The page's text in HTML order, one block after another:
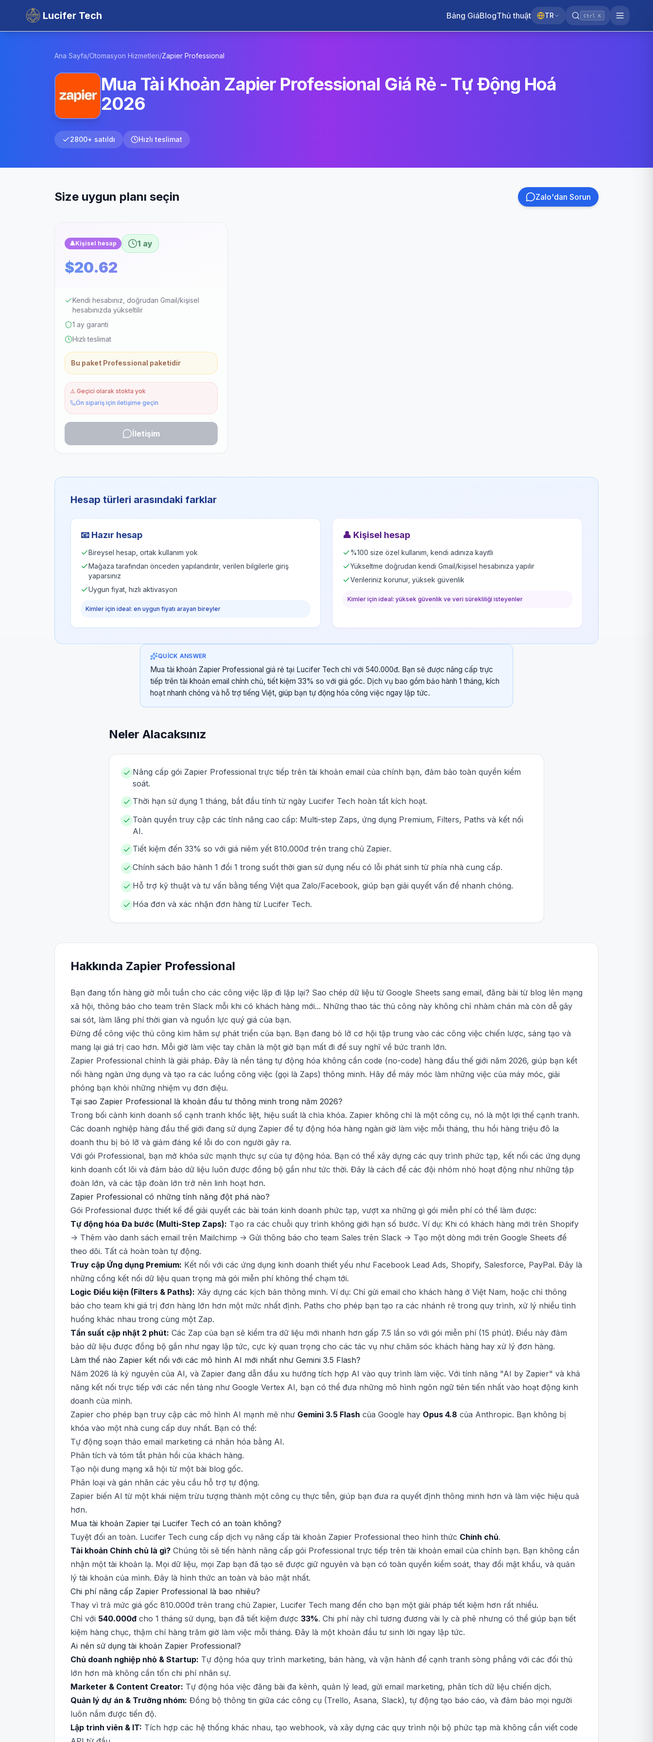
Lucifer Tech Bảng GiáBlogThủ thuật TR Ctrl K
Ana Sayfa/Otomasyon Hizmetleri/Zapier Professional
Mua Tài Khoản Zapier Professional Giá Rẻ - Tự Động Hoá
2026
2800+ satıldı Hızlı teslimat
Size uygun planı seçin Zalo'dan Sorun
👤Kişisel hesap 1 ay
$20.62
Kendi hesabınız, doğrudan Gmail/kişisel
hesabınızda yükseltilir
1 ay garanti
Hızlı teslimat
Bu paket Professional paketidir
⚠️ Geçici olarak stokta yok
Ön sipariş için iletişime geçin
İletişim
Hesap türleri arasındaki farklar
📧 Hazır hesap
Bireysel hesap, ortak kullanım yok
Mağaza tarafından önceden yapılandırılır, verilen bilgilerle giriş
yaparsınız
Uygun fiyat, hızlı aktivasyon
Kimler için ideal: en uygun fiyatı arayan bireyler
👤 Kişisel hesap
%100 size özel kullanım, kendi adınıza kayıtlı
Yükseltme doğrudan kendi Gmail/kişisel hesabınıza yapılır
Verileriniz korunur, yüksek güvenlik
Kimler için ideal: yüksek güvenlik ve veri sürekliliği isteyenler
QUICK ANSWER
Mua tài khoản Zapier Professional giá rẻ tại Lucifer Tech chỉ với 540.000đ. Bạn sẽ được nâng cấp trực
tiếp trên tài khoản email chính chủ, tiết kiệm 33% so với giá gốc. Dịch vụ bao gồm bảo hành 1 tháng, kích
hoạt nhanh chóng và hỗ trợ tiếng Việt, giúp bạn tự động hóa công việc ngay lập tức.
Neler Alacaksınız
Nâng cấp gói Zapier Professional trực tiếp trên tài khoản email của chính bạn, đảm bảo toàn quyền kiểm
soát.
Thời hạn sử dụng 1 tháng, bắt đầu tính từ ngày Lucifer Tech hoàn tất kích hoạt.
Toàn quyền truy cập các tính năng cao cấp: Multi-step Zaps, ứng dụng Premium, Filters, Paths và kết nối
AI.
Tiết kiệm đến 33% so với giá niêm yết 810.000đ trên trang chủ Zapier.
Chính sách bảo hành 1 đổi 1 trong suốt thời gian sử dụng nếu có lỗi phát sinh từ phía nhà cung cấp.
Hỗ trợ kỹ thuật và tư vấn bằng tiếng Việt qua Zalo/Facebook, giúp bạn giải quyết vấn đề nhanh chóng.
Hóa đơn và xác nhận đơn hàng từ Lucifer Tech.
Hakkında Zapier Professional
Bạn đang tốn hàng giờ mỗi tuần cho các công việc lặp đi lặp lại? Sao chép dữ liệu từ Google Sheets sang email, đăng bài từ blog lên mạng
xã hội, thông báo cho team trên Slack mỗi khi có khách hàng mới... Những thao tác thủ công này không chỉ nhàm chán mà còn dễ gây
sai sót, làm lãng phí thời gian và nguồn lực quý giá của bạn.
Đừng để công việc thủ công kìm hãm sự phát triển của bạn. Bạn đang bỏ lỡ cơ hội tập trung vào các công việc chiến lược, sáng tạo và
mang lại giá trị cao hơn. Mỗi giờ làm việc tay chân là một giờ bạn mất đi để suy nghĩ về bức tranh lớn.
Zapier Professional chính là giải pháp. Đây là nền tảng tự động hóa không cần code (no-code) hàng đầu thế giới năm 2026, giúp bạn kết
nối hàng ngàn ứng dụng và tạo ra các luồng công việc (gọi là Zaps) thông minh. Hãy để máy móc làm những việc của máy móc, giải
phóng bạn khỏi những nhiệm vụ đơn điệu.
Tại sao Zapier Professional là khoản đầu tư thông minh trong năm 2026?
Trong bối cảnh kinh doanh số cạnh tranh khốc liệt, hiệu suất là chìa khóa. Zapier không chỉ là một công cụ, nó là một lợi thế cạnh tranh.
Các doanh nghiệp hàng đầu thế giới đang sử dụng Zapier để tự động hóa hàng ngàn giờ làm việc mỗi tháng, thu hồi hàng triệu đô la
doanh thu bị bỏ lỡ và giảm đáng kể lỗi do con người gây ra.
Với gói Professional, bạn mở khóa sức mạnh thực sự của tự động hóa. Bạn có thể xây dựng các quy trình phức tạp, kết nối các ứng dụng
kinh doanh cốt lõi và đảm bảo dữ liệu luôn được đồng bộ gần như tức thời. Đây là cách để các đội nhóm nhỏ hoạt động như những tập
đoàn lớn, và các tập đoàn lớn trở nên linh hoạt hơn.
Zapier Professional có những tính năng đột phá nào?
Gói Professional được thiết kế để giải quyết các bài toán kinh doanh phức tạp, vượt xa những gì gói miễn phí có thể làm được:
Tự động hóa Đa bước (Multi-Step Zaps): Tạo ra các chuỗi quy trình không giới hạn số bước. Ví dụ: Khi có khách hàng mới trên Shopify
-> Thêm vào danh sách email trên Mailchimp -> Gửi thông báo cho team Sales trên Slack -> Tạo một dòng mới trên Google Sheets để
theo dõi. Tất cả hoàn toàn tự động.
Truy cập Ứng dụng Premium: Kết nối với các ứng dụng kinh doanh thiết yếu như Facebook Lead Ads, Shopify, Salesforce, PayPal. Đây là
những cổng kết nối dữ liệu quan trọng mà gói miễn phí không thể chạm tới.
Logic Điều kiện (Filters & Paths): Xây dựng các kịch bản thông minh. Ví dụ: Chỉ gửi email cho khách hàng ở Việt Nam, hoặc chỉ thông
báo cho team khi giá trị đơn hàng lớn hơn một mức nhất định. Paths cho phép bạn tạo ra các nhánh rẽ trong quy trình, xử lý nhiều tình
huống khác nhau trong cùng một Zap.
Tần suất cập nhật 2 phút: Các Zap của bạn sẽ kiểm tra dữ liệu mới nhanh hơn gấp 7.5 lần so với gói miễn phí (15 phút). Điều này đảm
bảo dữ liệu được đồng bộ gần như ngay lập tức, cực kỳ quan trọng cho các tác vụ như chăm sóc khách hàng hay xử lý đơn hàng.
Làm thế nào Zapier kết nối với các mô hình AI mới nhất như Gemini 3.5 Flash?
Năm 2026 là kỷ nguyên của AI, và Zapier đang dẫn đầu xu hướng tích hợp AI vào quy trình làm việc. Với tính năng "AI by Zapier" và khả
năng kết nối trực tiếp với các nền tảng như Google Vertex AI, bạn có thể đưa những mô hình ngôn ngữ tiên tiến nhất vào hoạt động kinh
doanh của mình.
Zapier cho phép bạn truy cập các mô hình AI mạnh mẽ như Gemini 3.5 Flash của Google hay Opus 4.8 của Anthropic. Bạn không bị
khóa vào một nhà cung cấp duy nhất. Bạn có thể:
Tự động soạn thảo email marketing cá nhân hóa bằng AI.
Phân tích và tóm tắt phản hồi của khách hàng.
Tạo nội dung mạng xã hội từ một bài blog gốc.
Phân loại và gán nhãn các yêu cầu hỗ trợ tự động.
Zapier biến AI từ một khái niệm trừu tượng thành một công cụ thực tiễn, giúp bạn đưa ra quyết định thông minh hơn và làm việc hiệu quả
hơn.
Mua tài khoản Zapier tại Lucifer Tech có an toàn không?
Tuyệt đối an toàn. Lucifer Tech cung cấp dịch vụ nâng cấp tài khoản Zapier Professional theo hình thức Chính chủ.
Tài khoản Chính chủ là gì? Chúng tôi sẽ tiến hành nâng cấp gói Professional trực tiếp trên tài khoản email của chính bạn. Bạn không cần
nhận một tài khoản lạ. Mọi dữ liệu, mọi Zap bạn đã tạo sẽ được giữ nguyên và bạn có toàn quyền kiểm soát, thay đổi mật khẩu, và quản
lý tài khoản của mình. Đây là hình thức an toàn và bảo mật nhất.
Chi phí nâng cấp Zapier Professional là bao nhiêu?
Thay vì trả mức giá gốc 810.000đ trên trang chủ Zapier, Lucifer Tech mang đến cho bạn một giải pháp tiết kiệm hơn rất nhiều.
Chỉ với 540.000đ cho 1 tháng sử dụng, bạn đã tiết kiệm được 33%. Chi phí này chỉ tương đương vài ly cà phê nhưng có thể giúp bạn tiết
kiệm hàng chục, thậm chí hàng trăm giờ làm việc mỗi tháng. Đây là một khoản đầu tư sinh lời ngay lập tức.
Ai nên sử dụng tài khoản Zapier Professional?
Chủ doanh nghiệp nhỏ & Startup: Tự động hóa quy trình marketing, bán hàng, và vận hành để cạnh tranh sòng phẳng với các đối thủ
lớn hơn mà không cần tốn chi phí nhân sự.
Marketer & Content Creator: Tự động hóa việc đăng bài đa kênh, quản lý lead, gửi email marketing, phân tích dữ liệu chiến dịch.
Quản lý dự án & Trưởng nhóm: Đồng bộ thông tin giữa các công cụ (Trello, Asana, Slack), tự động tạo báo cáo, và đảm bảo mọi người
luôn nắm được tiến độ.
Lập trình viên & IT: Tích hợp các hệ thống khác nhau, tạo webhook, và xây dựng các quy trình nội bộ phức tạp mà không cần viết code